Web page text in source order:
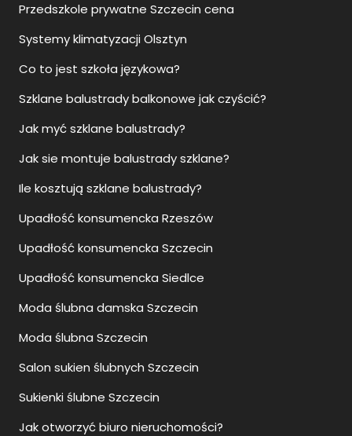
Przedszkole prywatne Szczecin cena
Systemy klimatyzacji Olsztyn
Co to jest szkoła językowa?
Szklane balustrady balkonowe jak czyścić?
Jak myć szklane balustrady?
Jak sie montuje balustrady szklane?
Ile kosztują szklane balustrady?
Upadłość konsumencka Rzeszów
Upadłość konsumencka Szczecin
Upadłość konsumencka Siedlce
Moda ślubna damska Szczecin
Moda ślubna Szczecin
Salon sukien ślubnych Szczecin
Sukienki ślubne Szczecin
Jak otworzyć biuro nieruchomości?